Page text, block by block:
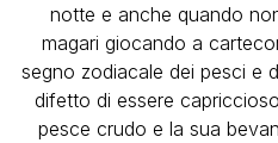
notte e anche quando
magari giocando a
segno zodiacale dei pesci e
difetto di essere
pesce crudo e la sua